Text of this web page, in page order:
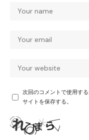
次回のコメントで使用す
サイトを保存する。